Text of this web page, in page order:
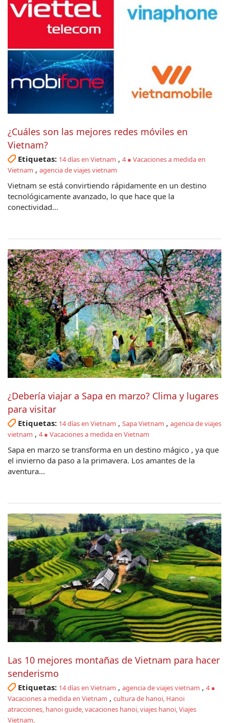
¿Cuáles son las mejores redes móviles en
Vietnam?
Etiquetas: 14 días en Vietnam , 4 ● Vacaciones a medida en
Vietnam , agencia de viajes vietnam
Vietnam se está convirtiendo rápidamente en un destino
tecnológicamente avanzado, lo que hace que la
conectividad...
¿Debería viajar a Sapa en marzo? Clima y lugares
para visitar
Etiquetas: 14 días en Vietnam , Sapa Vietnam , agencia de viajes
vietnam , 4 ● Vacaciones a medida en Vietnam
Sapa en marzo se transforma en un destino mágico , ya que
el invierno da paso a la primavera. Los amantes de la
aventura...
Las 10 mejores montañas de Vietnam para hacer
senderismo
Etiquetas: 14 días en Vietnam , agencia de viajes vietnam , 4 ●
Vacaciones a medida en Vietnam , cultura de hanoi, Hanoi
atracciones, hanoi guide, vacaciones hanoi, viajes hanoi, Viajes
Vietnam,